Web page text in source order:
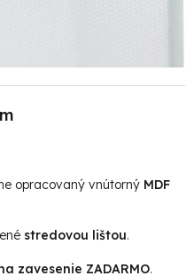
opracovaný vnútorný MDF
stredovou lištou.
zavesenie ZADARMO.